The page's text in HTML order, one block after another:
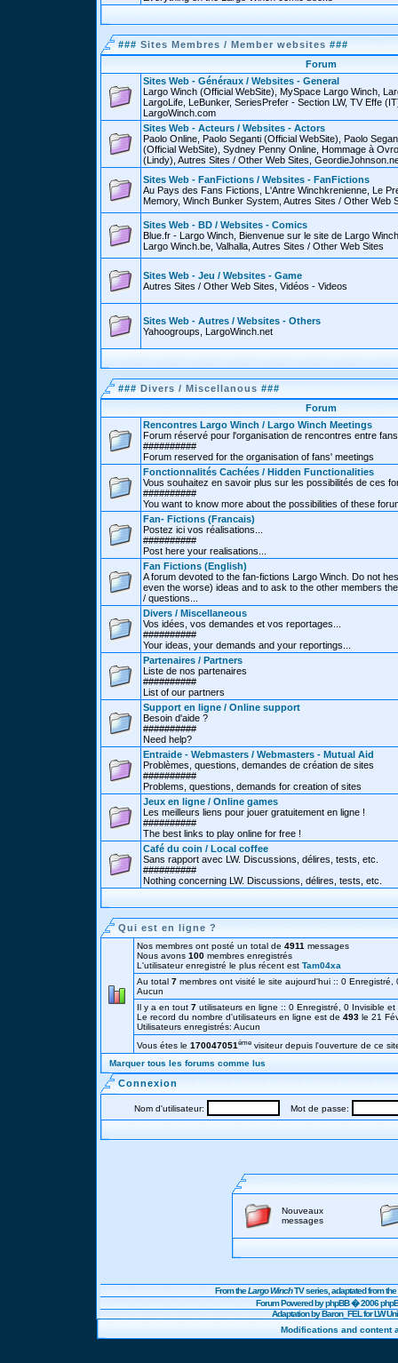
### Sites Membres / Member websites ###
Forum
Sites Web - Généraux / Websites - General
Largo Winch (Official WebSite), MySpace Largo Winch,
LargoLife, LeBunker, SeriesPrefer - Section LW, TV Effe
LargoWinch.com
Sites Web - Acteurs / Websites - Actors
Paolo Online, Paolo Seganti (Official WebSite), Paolo
(Official WebSite), Sydney Penny Online, Hommage à
(Lindy), Autres Sites / Other Web Sites,
Sites Web - FanFictions / Websites - FanFictions
Au Pays des Fans Fictions, L'Antre Winchkrenienne, Le
Memory, Winch Bunker System, Autres Sites / Other Web
Sites Web - BD / Websites - Comics
Blue.fr - Largo Winch, Bienvenue sur le site de Largo
Largo Winch.be, Valhalla, Autres Sites / Other Web Sites
Sites Web - Jeu / Websites - Game
Autres Sites / Other Web Sites, Vidéos - Videos
Sites Web - Autres / Websites - Others
Yahoogroups, LargoWinch.net
### Divers / Miscellanous ###
Forum
Rencontres Largo Winch / Largo Winch Meetings
Forum réservé pour l'organisation de rencontres entre fans
##########
Forum reserved for the organisation of fans' meetings
Fonctionnalités Cachées / Hidden Functionalities
Vous souhaitez en savoir plus sur les possibilités de ces
##########
You want to know more about the possibilities of these
Fan- Fictions (Francais)
Postez ici vos réalisations...
##########
Post here your realisations...
Fan Fictions (English)
A forum devoted to the fan-fictions Largo Winch. Do not
even the worse) ideas and to ask to the other members
/ questions...
Divers / Miscellaneous
Vos idées, vos demandes et vos reportages...
##########
Your ideas, your demands and your reportings...
Partenaires / Partners
Liste de nos partenaires
##########
List of our partners
Support en ligne / Online support
Besoin d'aide ?
##########
Need help?
Entraide - Webmasters / Webmasters - Mutual Aid
Problèmes, questions, demandes de création de sites
##########
Problems, questions, demands for creation of sites
Jeux en ligne / Online games
Les meilleurs liens pour jouer gratuitement en ligne !
##########
The best links to play online for free !
Café du coin / Local coffee
Sans rapport avec LW. Discussions, délires, tests, etc.
##########
Nothing concerning LW. Discussions, délires, tests, etc.
Qui est en ligne ?
Nos membres ont posté un total de 4911 messages
Nous avons 100 membres enregistrés
L'utilisateur enregistré le plus récent est Tam04xa
Au total 7 membres ont visité le site aujourd'hui :: 0 Enregistré,
Aucun
Il y a en tout 7 utilisateurs en ligne :: 0 Enregistré, 0 Invisible
Le record du nombre d'utilisateurs en ligne est de 493 le 21
Utilisateurs enregistrés: Aucun
Vous étes le 170047051éme visiteur depuis l'ouverture de ce
Marquer tous les forums comme lus
Connexion
Nom d'utilisateur: Mot de passe:
Nouveaux
messages
From theLargo WinchTV series, adaptated from
Forum Powered byphpBB� 2006
Adaptation by Baron_FEL for LW
Modifications and content